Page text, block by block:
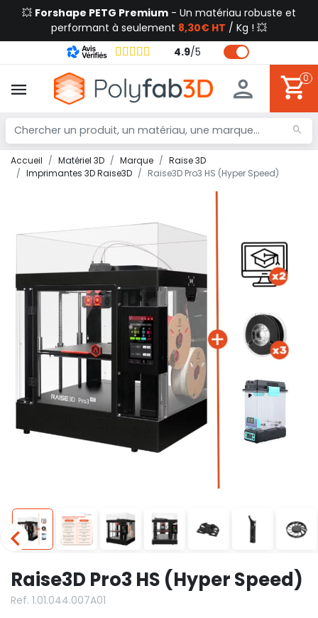
💥 Forshape PETG Premium - Un matériau robuste et
performant à seulement 8,30€ HT / Kg ! 💥
4.9/5
0
Accueil Matériel 3D Marque
Raise 3D
Imprimantes 3D Raise3D
Raise3D Pro3 HS (Hyper Speed)
Raise3D Pro3 HS (Hyper Speed)
Ref. 1.01.044.007A01